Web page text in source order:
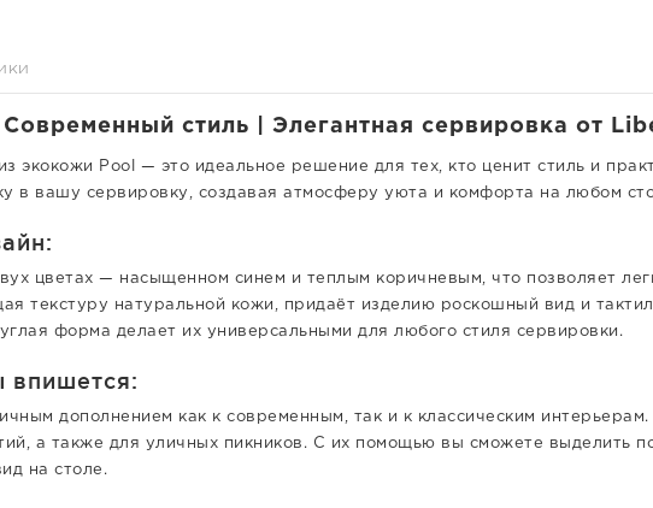
стиль | Элегантная сервировка от
экокожи Pool — это идеальное решение для тех, кто ценит стиль и
в вашу сервировку, создавая атмосферу уюта и комфорта на любом
цветах — насыщенном синем и теплым коричневым, что позволяет
текстуру натуральной кожи, придаёт изделию роскошный вид и
форма делает их универсальными для любого стиля сервировки.
впишется:
дополнением как к современным, так и к классическим
а также для уличных пикников. С их помощью вы сможете выделить
на столе.